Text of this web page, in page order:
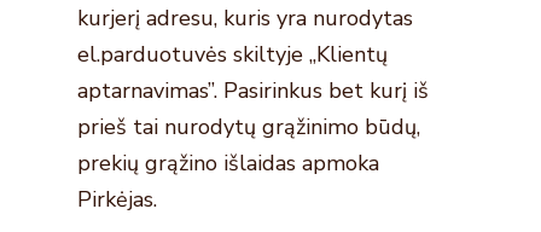
kurjerį adresu, kuris yra nurodytas
el.parduotuvės skiltyje „Klientų
aptarnavimas”. Pasirinkus bet kurį iš
prieš tai nurodytų grąžinimo būdų,
prekių grąžino išlaidas apmoka
Pirkėjas.